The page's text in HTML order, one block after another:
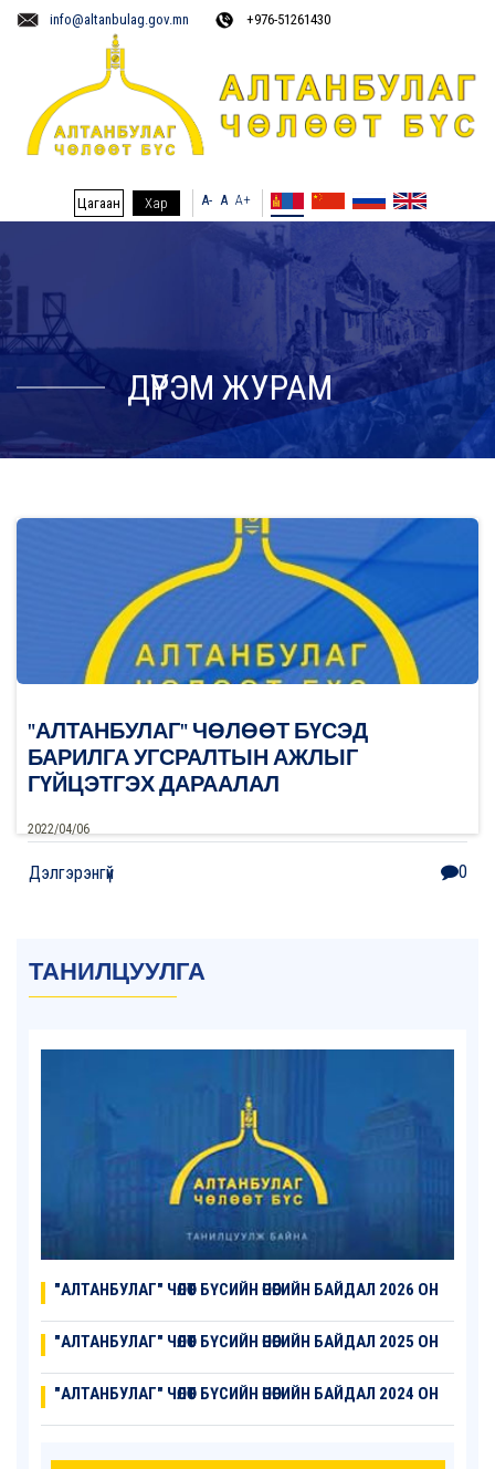
info@altanbulag.gov.mn +976-51261430
Цагаан Хар A- A A+
ДҮРЭМ ЖУРАМ
ТАНИЛЦУУЛГА
"АЛТАНБУЛАГ" ЧӨЛӨӨТ БҮСИЙН ӨНӨӨГИЙН БАЙДАЛ 2026 ОН
"АЛТАНБУЛАГ" ЧӨЛӨӨТ БҮСИЙН ӨНӨӨГИЙН БАЙДАЛ 2025 ОН
"АЛТАНБУЛАГ" ЧӨЛӨӨТ БҮСИЙН ӨНӨӨГИЙН БАЙДАЛ 2024 ОН
"АЛТАНБУЛАГ" ЧӨЛӨӨТ БҮСЭД
БАРИЛГА УГСРАЛТЫН АЖЛЫГ
ГҮЙЦЭТГЭХ ДАРААЛАЛ
2022/04/06
Дэлгэрэнгүй 0